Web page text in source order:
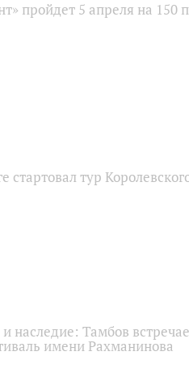
пройдет 5 апреля на 150
стартовал тур
наследие: Тамбов
имени Рахманинова